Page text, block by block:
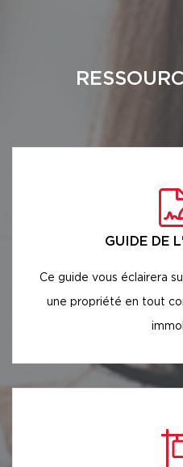
GUIDE DE
Ce guide vous éclairera
une propriété en tout